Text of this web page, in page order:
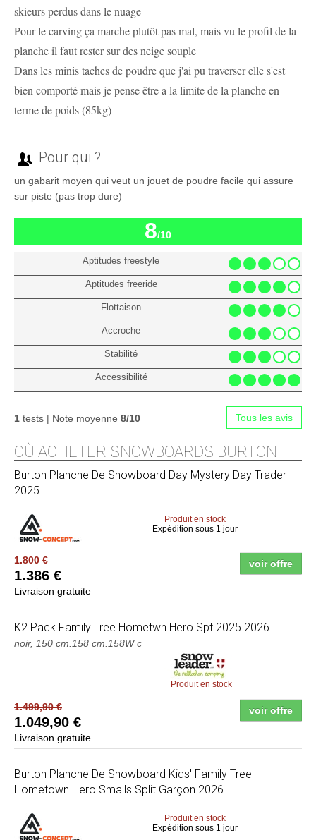
skieurs perdus dans le nuage
Pour le carving ça marche plutôt pas mal, mais vu le profil de la
planche il faut rester sur des neige souple
Dans les minis taches de poudre que j'ai pu traverser elle s'est
bien comporté mais je pense être a la limite de la planche en
terme de poids (85kg)
Pour qui ?
un gabarit moyen qui veut un jouet de poudre facile qui assure
sur piste (pas trop dure)
8/10
Aptitudes freestyle
Aptitudes freeride
Flottaison
Accroche
Stabilité
Accessibilité
1 tests | Note moyenne 8/10 Tous les avis
OÙ ACHETER SNOWBOARDS BURTON
Burton Planche De Snowboard Day Mystery Day Trader
2025
Produit en stock
Expédition sous 1 jour
1.800 €
1.386 €
Livraison gratuite
voir offre
K2 Pack Family Tree Hometwn Hero Spt 2025 2026
noir, 150 cm.158 cm.158W c
Produit en stock
1.499,90 €
1.049,90 €
Livraison gratuite
voir offre
Burton Planche De Snowboard Kids' Family Tree
Hometown Hero Smalls Split Garçon 2026
Produit en stock
Expédition sous 1 jour